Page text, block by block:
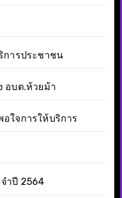
การประชาชน
อบต.ห้วยม้า
ใจการให้บริการ
ำปี 2564